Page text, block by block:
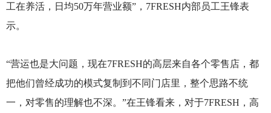
工在养活，日均50万年营业额”，7FRESH内部员工王锋表
示。
“营运也是大问题，现在7FRESH的高层来自各个零售店，都
把他们曾经成功的模式复制到不同门店里，整个思路不统
一，对零售的理解也不深。”在王锋看来，对于7FRESH，高